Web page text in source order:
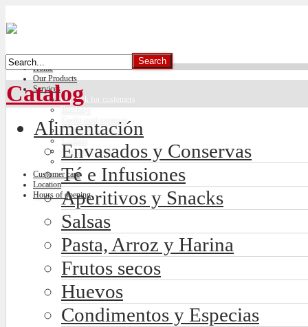
Home
Our Products
Services
Car park for customers
Butchery
Credit card payment
Freshly made bread
Lockers
Climate control
Customer care
Location
Hours of opening
Catalog
Alimentación
Envasados y Conservas
Té e Infusiones
Aperitivos y Snacks
Salsas
Pasta, Arroz y Harina
Frutos secos
Huevos
Condimentos y Especias